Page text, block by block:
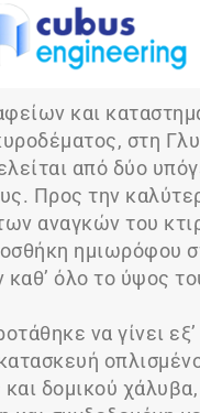
και
στη
από δύο
Προς την
αναγκών του
ημιωρόφου
όλο το ύψος
να γίνει
δομικού